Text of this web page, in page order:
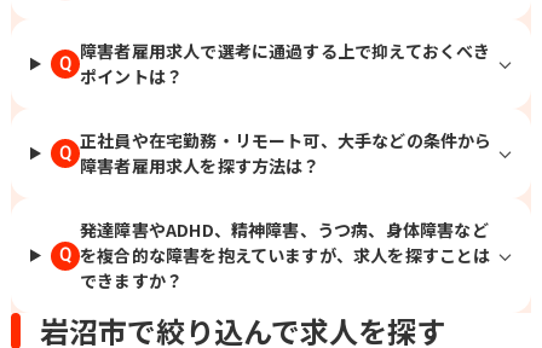
Q
障害者雇用求人で選考に通過する上で抑えておくべき
ポイントは？
Q
正社員や在宅勤務・リモート可、大手などの条件から
障害者雇用求人を探す方法は？
Q
発達障害やADHD、精神障害、うつ病、身体障害など
を複合的な障害を抱えていますが、求人を探すことは
できますか？
岩沼市で絞り込んで求人を探す